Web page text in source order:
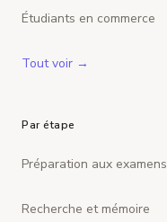
Étudiants en commerce
Tout voir →
Par étape
Préparation aux examens
Recherche et mémoire